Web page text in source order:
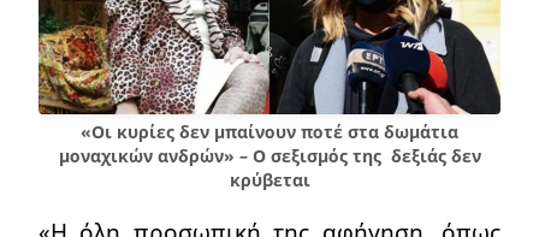
«Οι κυρίες δεν μπαίνουν ποτέ στα δωμάτια
μοναχικών ανδρών» – Ο σεξισμός της δεξιάς δεν
κρύβεται